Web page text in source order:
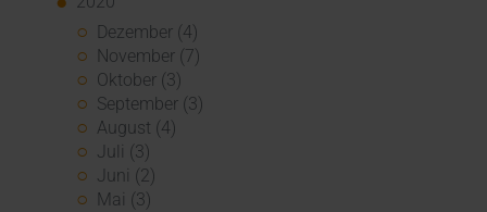
Dezember (4)
November (7)
Oktober (3)
September (3)
August (4)
Juli (3)
Juni (2)
Mai (3)